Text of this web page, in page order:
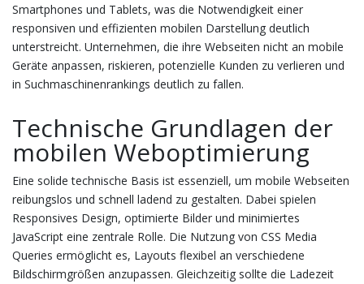
Smartphones und Tablets, was die Notwendigkeit einer
responsiven und effizienten mobilen Darstellung deutlich
unterstreicht. Unternehmen, die ihre Webseiten nicht an mobile
Geräte anpassen, riskieren, potenzielle Kunden zu verlieren und
in Suchmaschinenrankings deutlich zu fallen.
Technische Grundlagen der
mobilen Weboptimierung
Eine solide technische Basis ist essenziell, um mobile Webseiten
reibungslos und schnell ladend zu gestalten. Dabei spielen
Responsives Design, optimierte Bilder und minimiertes
JavaScript eine zentrale Rolle. Die Nutzung von CSS Media
Queries ermöglicht es, Layouts flexibel an verschiedene
Bildschirmgrößen anzupassen. Gleichzeitig sollte die Ladezeit